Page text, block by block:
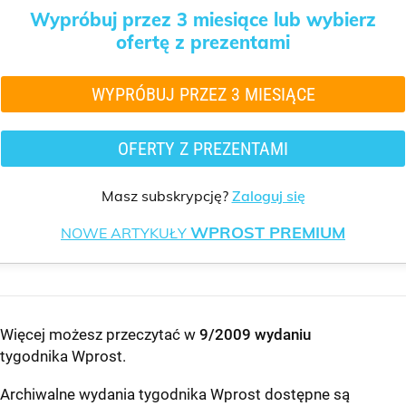
Wypróbuj przez 3 miesiące lub wybierz
ofertę z prezentami
WYPRÓBUJ PRZEZ 3 MIESIĄCE
OFERTY Z PREZENTAMI
Masz subskrypcję? Zaloguj się
NOWE ARTYKUŁY WPROST PREMIUM
Więcej możesz przeczytać w 9/2009 wydaniu
tygodnika Wprost.
Archiwalne wydania tygodnika Wprost dostępne są